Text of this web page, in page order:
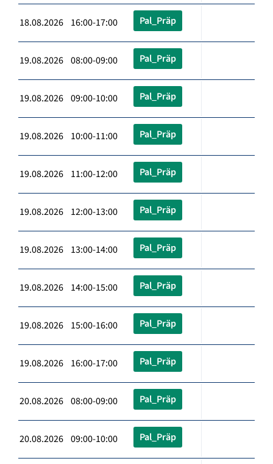
18.08.2026 16:00-17:00 Pal_Präp
19.08.2026 08:00-09:00 Pal_Präp
19.08.2026 09:00-10:00 Pal_Präp
19.08.2026 10:00-11:00 Pal_Präp
19.08.2026 11:00-12:00 Pal_Präp
19.08.2026 12:00-13:00 Pal_Präp
19.08.2026 13:00-14:00 Pal_Präp
19.08.2026 14:00-15:00 Pal_Präp
19.08.2026 15:00-16:00 Pal_Präp
19.08.2026 16:00-17:00 Pal_Präp
20.08.2026 08:00-09:00 Pal_Präp
20.08.2026 09:00-10:00 Pal_Präp